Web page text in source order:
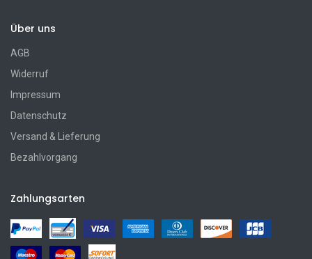
Über uns
AGB
Widerruf
Impressum
Datenschutz
Versand & Lieferung
Bezahlvorgang
Zahlungsarten